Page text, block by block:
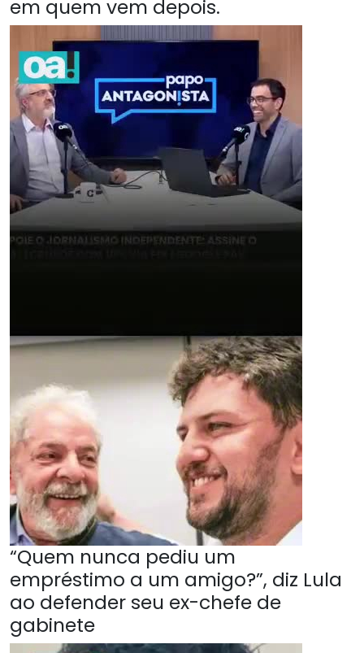
em quem vem depois.
“Quem nunca pediu um
empréstimo a um amigo?”, diz Lula
ao defender seu ex-chefe de
gabinete